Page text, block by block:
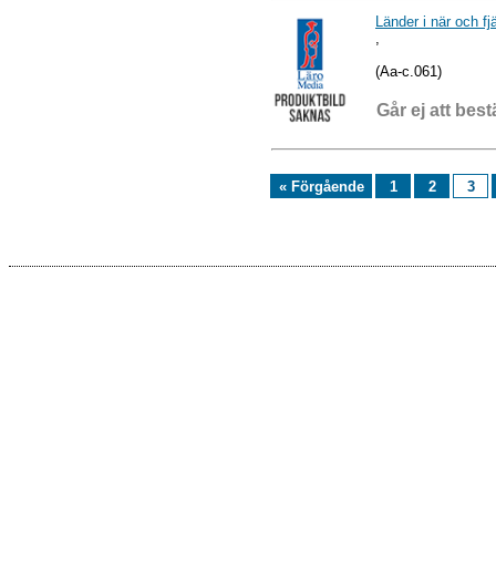
Länder i när och
(Aa-c.061)
Går ej att
« Förgående 1 2 3